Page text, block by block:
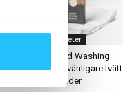
Produktnyheter
GuppyFriend Washing
Bag – miljövänligare tvätt
av syntetkläder